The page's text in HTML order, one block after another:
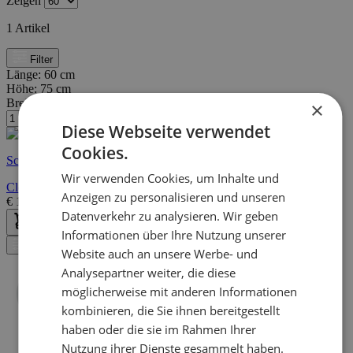
1 Artikel
Filter
Länge: 60 cm
Höhe: 75 cm
Breite/Tiefe:
Schnelle Lieferung
Cloud Badezimmerschrank | 100 % MELAMIN | Helles Mokka
€ 125,00 €189,00
×
Diese Webseite verwendet
Cookies.
Wir verwenden Cookies, um Inhalte und
Anzeigen zu personalisieren und unseren
Datenverkehr zu analysieren. Wir geben
Informationen über Ihre Nutzung unserer
Website auch an unsere Werbe- und
Analysepartner weiter, die diese
möglicherweise mit anderen Informationen
kombinieren, die Sie ihnen bereitgestellt
haben oder die sie im Rahmen Ihrer
Nutzung ihrer Dienste gesammelt haben.